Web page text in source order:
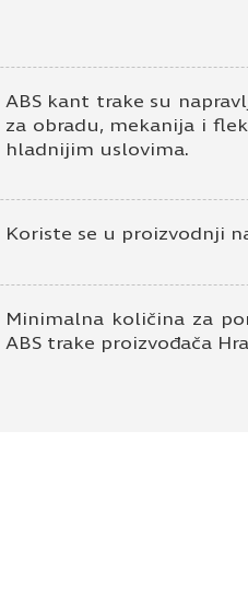
ABS kant trake su
za obradu, mekanija i
hladnijim uslovima.
Koriste se u proizvodnji
Minimalna količina za
ABS trake proizvođača